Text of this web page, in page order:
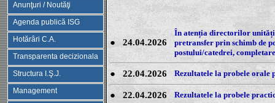
Anunţuri / Noutăţi
Agenda publică ISG
Hotărâri C.A.
Transparenta decizionala
Structura I.Ş.J.
Management
●24.04.2026
În atenția directorilor
pretransfer prin schimb de
postului/catedrei,
● 22.04.2026 Rezultatele la probele orale
● 22.04.2026 Rezultatele la probele